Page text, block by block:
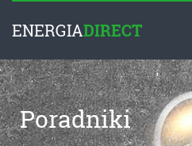
ENERGIADIRECT
Poradniki